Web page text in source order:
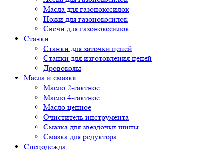
Масла для газонокосилок
Ножи для газонокосилок
Свечи для газонокосилок
Станки
Cтанки для заточки цепей
Станки для изготовления цепей
Дровоколы
Масла и смазки
Масло 2-тактное
Масло 4-тактное
Масло цепное
Очиститель инструмента
Смазка для звездочки шины
Смазка для редуктора
Спецодежда